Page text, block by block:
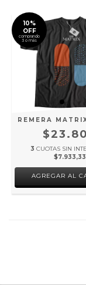
10%
OFF
comprando
3 o más
REMERA
3 CUOTAS SIN
$7.933,33
AGREGAR AL